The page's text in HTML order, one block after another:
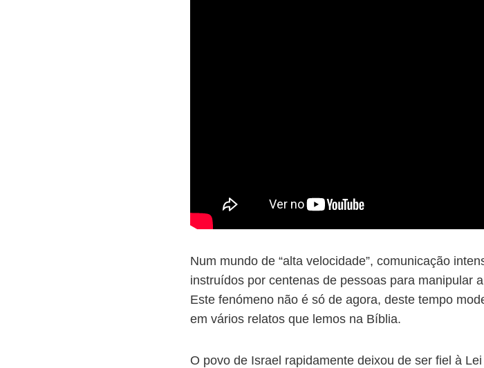
Num mundo de “alta velocidade”, comunicação
instruídos por centenas de pessoas para manipular
Este fenómeno não é só de agora, deste tempo
em vários relatos que lemos na Bíblia.
O povo de Israel rapidamente deixou de ser fiel à